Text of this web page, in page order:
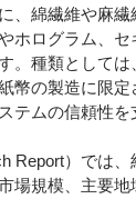
、綿繊維や麻
ホログラム、
。種類として
幣の製造に限
ムの信頼性を
Report）では
規模、主要